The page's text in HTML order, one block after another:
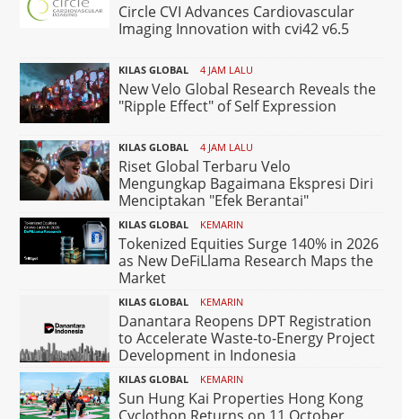
Circle CVI Advances Cardiovascular
Imaging Innovation with cvi42 v6.5
KILAS GLOBAL 4 JAM LALU
New Velo Global Research Reveals the
"Ripple Effect" of Self Expression
KILAS GLOBAL 4 JAM LALU
Riset Global Terbaru Velo
Mengungkap Bagaimana Ekspresi Diri
Menciptakan "Efek Berantai"
KILAS GLOBAL KEMARIN
Tokenized Equities Surge 140% in 2026
as New DeFiLlama Research Maps the
Market
KILAS GLOBAL KEMARIN
Danantara Reopens DPT Registration
to Accelerate Waste-to-Energy Project
Development in Indonesia
KILAS GLOBAL KEMARIN
Sun Hung Kai Properties Hong Kong